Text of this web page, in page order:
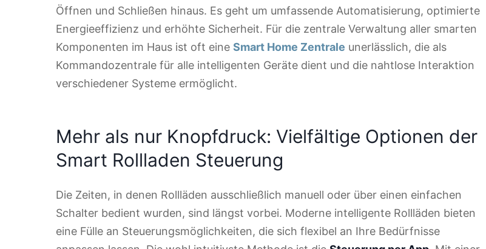
Öffnen und Schließen hinaus. Es geht um umfassende Automatisierung, optimierte
Energieeffizienz und erhöhte Sicherheit. Für die zentrale Verwaltung aller smarten
Komponenten im Haus ist oft eine Smart Home Zentrale unerlässlich, die als
Kommandozentrale für alle intelligenten Geräte dient und die nahtlose Interaktion
verschiedener Systeme ermöglicht.
Mehr als nur Knopfdruck: Vielfältige Optionen der
Smart Rollladen Steuerung
Die Zeiten, in denen Rollläden ausschließlich manuell oder über einen einfachen
Schalter bedient wurden, sind längst vorbei. Moderne intelligente Rollläden bieten
eine Fülle an Steuerungsmöglichkeiten, die sich flexibel an Ihre Bedürfnisse